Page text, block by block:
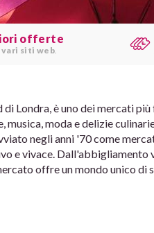
offerte
vari siti web
Londra, è uno dei mercati più
musica, moda e delizie
negli anni '70 come
e vivace. Dall'abbigliamento
offre un mondo unico di